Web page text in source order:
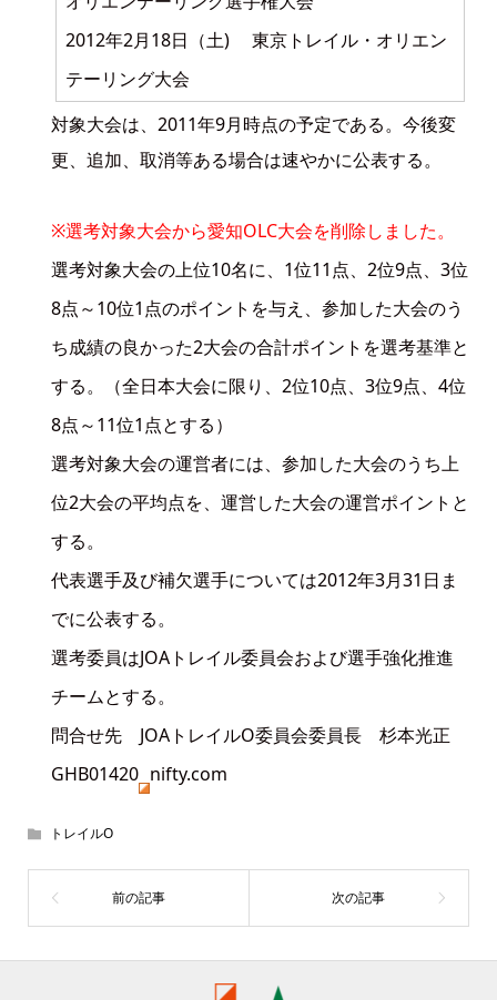
2012年2月18日（土) 東京トレイル・オリエン
テーリング大会
対象大会は、2011年9月時点の予定である。今後変
更、追加、取消等ある場合は速やかに公表する。
※選考対象大会から愛知OLC大会を削除しました。
選考対象大会の上位10名に、1位11点、2位9点、3位
8点～10位1点のポイントを与え、参加した大会のう
ち成績の良かった2大会の合計ポイントを選考基準と
する。（全日本大会に限り、2位10点、3位9点、4位
8点～11位1点とする）
選考対象大会の運営者には、参加した大会のうち上
位2大会の平均点を、運営した大会の運営ポイントと
する。
代表選手及び補欠選手については2012年3月31日ま
でに公表する。
選考委員はJOAトレイル委員会および選手強化推進
チームとする。
問合せ先 JOAトレイルO委員会委員長 杉本光正
GHB01420 nifty.com
トレイルO